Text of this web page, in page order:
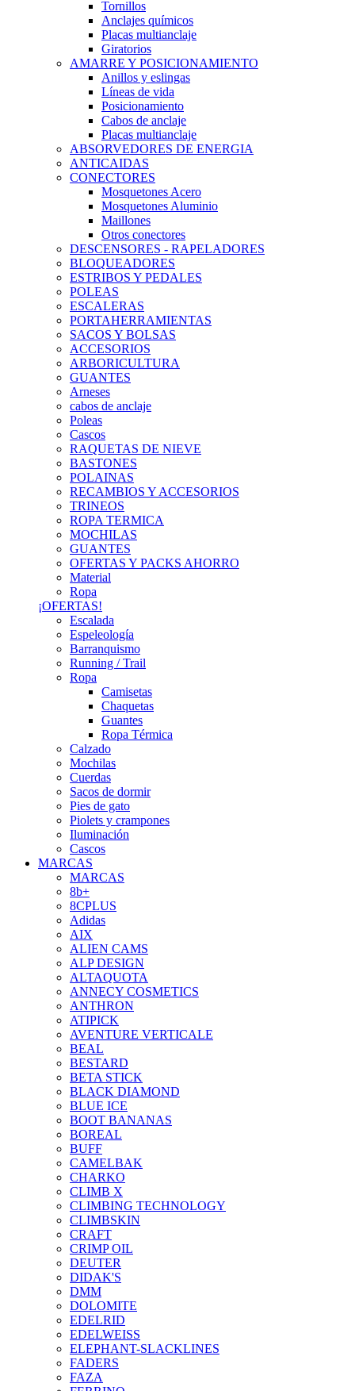
Tornillos
Anclajes químicos
Placas multianclaje
Giratorios
AMARRE Y POSICIONAMIENTO
Anillos y eslingas
Líneas de vida
Posicionamiento
Cabos de anclaje
Placas multianclaje
ABSORVEDORES DE ENERGIA
ANTICAIDAS
CONECTORES
Mosquetones Acero
Mosquetones Aluminio
Maillones
Otros conectores
DESCENSORES - RAPELADORES
BLOQUEADORES
ESTRIBOS Y PEDALES
POLEAS
ESCALERAS
PORTAHERRAMIENTAS
SACOS Y BOLSAS
ACCESORIOS
ARBORICULTURA
GUANTES
Arneses
cabos de anclaje
Poleas
Cascos
RAQUETAS DE NIEVE
BASTONES
POLAINAS
RECAMBIOS Y ACCESORIOS
TRINEOS
ROPA TERMICA
MOCHILAS
GUANTES
OFERTAS Y PACKS AHORRO
Material
Ropa
¡OFERTAS!
Escalada
Espeleología
Barranquismo
Running / Trail
Ropa
Camisetas
Chaquetas
Guantes
Ropa Térmica
Calzado
Mochilas
Cuerdas
Sacos de dormir
Pies de gato
Piolets y crampones
Iluminación
Cascos
MARCAS
MARCAS
8b+
8CPLUS
Adidas
AIX
ALIEN CAMS
ALP DESIGN
ALTAQUOTA
ANNECY COSMETICS
ANTHRON
ATIPICK
AVENTURE VERTICALE
BEAL
BESTARD
BETA STICK
BLACK DIAMOND
BLUE ICE
BOOT BANANAS
BOREAL
BUFF
CAMELBAK
CHARKO
CLIMB X
CLIMBING TECHNOLOGY
CLIMBSKIN
CRAFT
CRIMP OIL
DEUTER
DIDAK'S
DMM
DOLOMITE
EDELRID
EDELWEISS
ELEPHANT-SLACKLINES
FADERS
FAZA